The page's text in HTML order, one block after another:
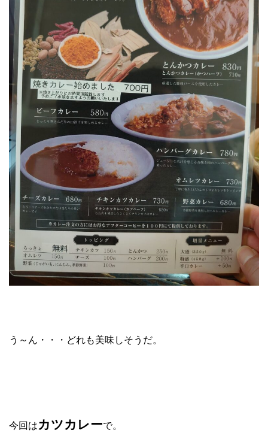
う～ん・・・どれも美味しそうだ。
今回はカツカレーで。